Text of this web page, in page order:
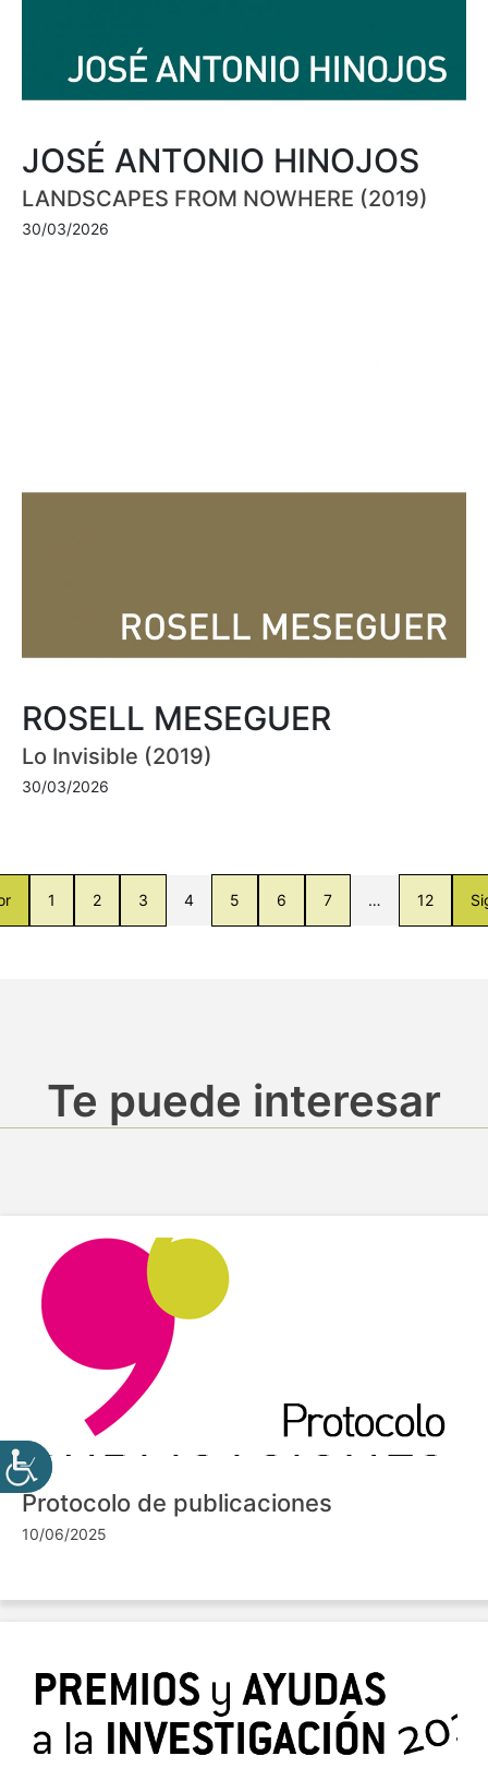
JOSÉ ANTONIO HINOJOS
LANDSCAPES FROM NOWHERE (2019)
30/03/2026
ROSELL MESEGUER
Lo Invisible (2019)
30/03/2026
1 2 3 4 5 6 7 … 12
Te puede interesar
Protocolo de publicaciones
10/06/2025